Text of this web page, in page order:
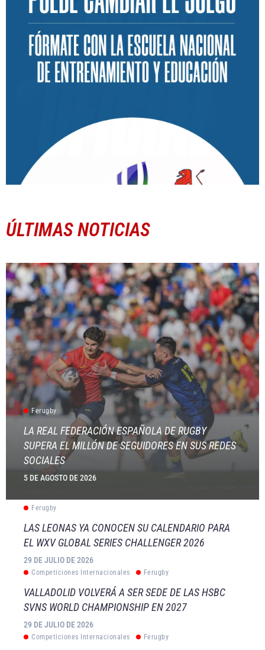
ÚLTIMAS NOTICIAS
Ferugby
LA REAL FEDERACIÓN ESPAÑOLA DE RUGBY
SUPERA EL MILLÓN DE SEGUIDORES EN SUS REDES
SOCIALES
5 DE AGOSTO DE 2026
Ferugby
LAS LEONAS YA CONOCEN SU CALENDARIO PARA
EL WXV GLOBAL SERIES CHALLENGER 2026
29 DE JULIO DE 2026
Competiciones Internacionales Ferugby
VALLADOLID VOLVERÁ A SER SEDE DE LAS HSBC
SVNS WORLD CHAMPIONSHIP EN 2027
29 DE JULIO DE 2026
Competiciones Internacionales Ferugby